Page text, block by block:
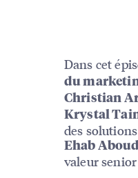
Dans cet
du
Christian
Krystal
des
Ehab Aboud
valeur